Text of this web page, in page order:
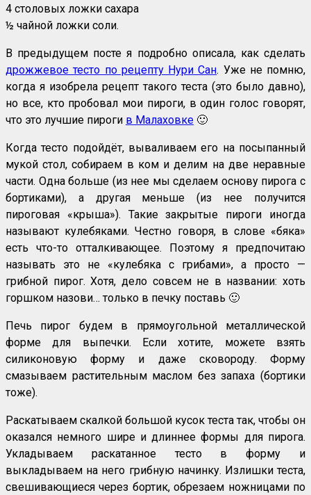
4 столовых ложки сахара
½ чайной ложки соли.
В предыдущем посте я подробно описала, как сделать
дрожжевое тесто по рецепту Нури Сан. Уже не помню,
когда я изобрела рецепт такого теста (это было давно),
но все, кто пробовал мои пироги, в один голос говорят,
что это лучшие пироги в Малаховке 🙂
Когда тесто подойдёт, вываливаем его на посыпанный
мукой стол, собираем в ком и делим на две неравные
части. Одна больше (из нее мы сделаем основу пирога с
бортиками), а другая меньше (из нее получится
пироговая «крыша»). Такие закрытые пироги иногда
называют кулебяками. Честно говоря, в слове «бяка»
есть что-то отталкивающее. Поэтому я предпочитаю
называть это не «кулебяка с грибами», а просто —
грибной пирог. Хотя, дело совсем не в названии: хоть
горшком назови… только в печку поставь 🙂
Печь пирог будем в прямоугольной металлической
форме для выпечки. Если хотите, можете взять
силиконовую форму и даже сковороду. Форму
смазываем растительным маслом без запаха (бортики
тоже).
Раскатываем скалкой большой кусок теста так, чтобы он
оказался немного шире и длиннее формы для пирога.
Укладываем раскатанное тесто в форму и
выкладываем на него грибную начинку. Излишки теста,
свешивающиеся через бортик, обрезаем ножницами по